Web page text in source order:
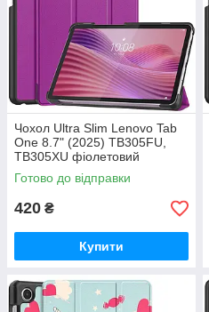
Чохол Ultra Slim Lenovo Tab
One 8.7" (2025) TB305FU,
TB305XU фіолетовий
Готово до відправки
420 ₴
Купити